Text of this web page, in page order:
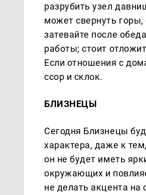
разрубить узел
может свернуть горы,
затевайте после
работы; стоит
Если отношения с
ссор и склок.
БЛИЗНЕЦЫ
Сегодня Близнецы
характера, даже к
он не будет иметь
окружающих и
не делать акцента на